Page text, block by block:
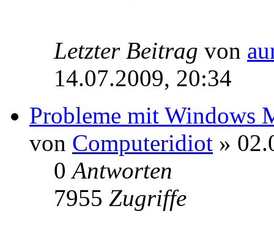
Letzter Beitrag von
14.07.2009, 20:34
Probleme mit Windows
von Computeridiot »
0Antworten
7955 Zugriffe